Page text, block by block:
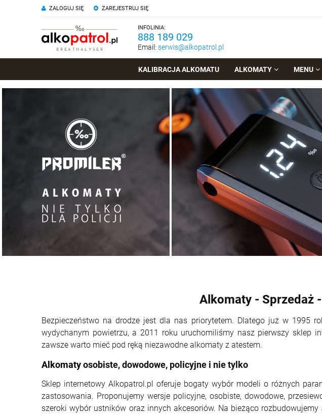
ZAREJESTRUJ SIĘ
ZALOGUJ SIĘ
INFOLINIA:
888 189 029
Email: serwis@alkopatrol.pl
KALIBRACJA ALKOMATU ALKOMATY MENU
Alkomaty - Sprzedaż
Bezpieczeństwo na drodze jest dla nas priorytetem. Dlatego już w 1995
wydychanym powietrzu, a 2011 roku uruchomiliśmy nasz pierwszy sklep
zawsze warto mieć pod ręką niezawodne alkomaty z atestem.
Alkomatyosobiste, dowodowe, policyjne i nie tylko
Sklep internetowy Alkopatrol.pl oferuje bogaty wybór modeli o różnych
zastosowania. Proponujemy wersje policyjne, osobiste, dowodowe,
szeroki wybór ustników oraz innych akcesoriów. Na bieżąco